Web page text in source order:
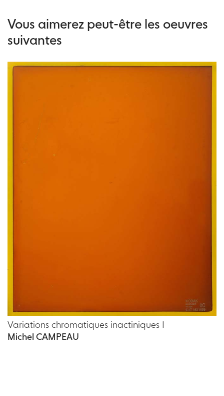
Vous aimerez peut-être les oeuvres
suivantes
Variations chromatiques inactiniques I
Michel CAMPEAU